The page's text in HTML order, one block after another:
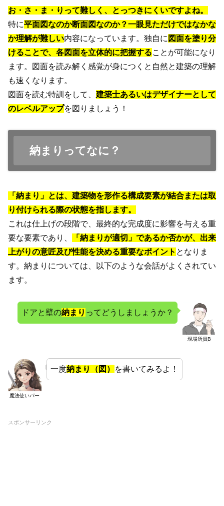
お・さ・ま・りって難しく、とっつきにくいですよね。
特に平面図なのか断面図なのか？一眼見ただけではなかな
か理解が難しい内容になっています。独自に 図面を塗り分
けることで、各図面を立体的に把握することが可能になり
ます。図面を読み解く感覚が身につくと自然と建築の理解
も速くなります。
図面を読む特訓をして、 建築士あるいはデザイナーとして
のレベルアップを図りましょう！
納まりってなに？
「納まり」とは、建築物を形作る構成要素が結合または取
り付けられる際の状態を指します。
これは仕上げの段階で、最終的な完成度に影響を与える重
要な要素であり、
「納まりが適切」であるか否かが、出来
上がりの意匠及び性能を決める重要なポイント となりま
す。納まりについては、以下のような会話がよくされてい
ます。
現場所員B
ドアと壁の納まり ってどうしましょうか？
魔法使いパー
一度納まり（図） を書いてみるよ！
スポンサーリンク